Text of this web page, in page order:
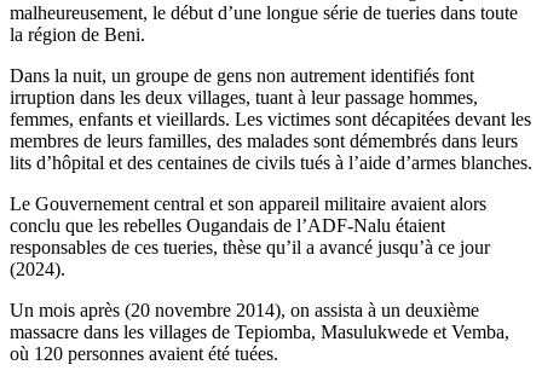
malheureusement, le début d’une longue série de tueries dans toute
la région de Beni.
Dans la nuit, un groupe de gens non autrement identifiés font
irruption dans les deux villages, tuant à leur passage hommes,
femmes, enfants et vieillards. Les victimes sont décapitées devant les
membres de leurs familles, des malades sont démembrés dans leurs
lits d’hôpital et des centaines de civils tués à l’aide d’armes blanches.
Le Gouvernement central et son appareil militaire avaient alors
conclu que les rebelles Ougandais de l’ADF-Nalu étaient
responsables de ces tueries, thèse qu’il a avancé jusqu’à ce jour
(2024).
Un mois après (20 novembre 2014), on assista à un deuxième
massacre dans les villages de Tepiomba, Masulukwede et Vemba,
où 120 personnes avaient été tuées.